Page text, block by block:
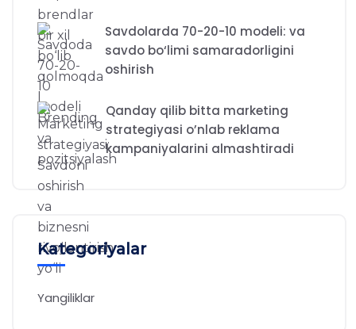
Savdolarda 70-20-10 modeli: va
savdo bo‘limi samaradorligini
oshirish
Qanday qilib bitta marketing
strategiyasi o’nlab reklama
kampaniyalarini almashtiradi
Kategoriyalar
Yangiliklar